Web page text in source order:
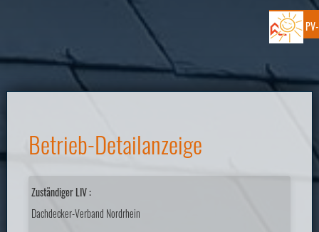
Betrieb-Detailanzeige
Zuständiger LIV :
Dachdecker-Verband Nordrhein